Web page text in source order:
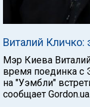
Виталий Кличко:
Мэр Киева
время поединка с
на "Уэмбли"
сообщает Gordon.ua.